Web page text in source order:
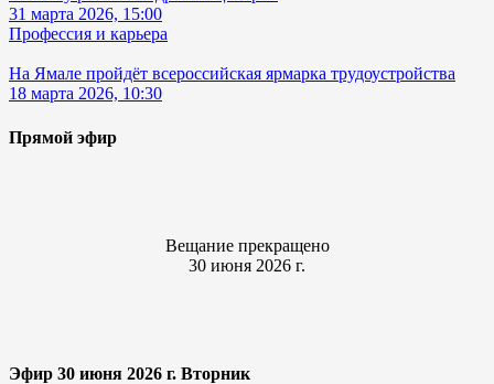
31 марта 2026, 15:00
Профессия и карьера
На Ямале пройдёт всероссийская ярмарка трудоустройства
18 марта 2026, 10:30
Прямой эфир
Вещание прекращено
30 июня 2026 г.
Эфир 30 июня 2026 г. Вторник